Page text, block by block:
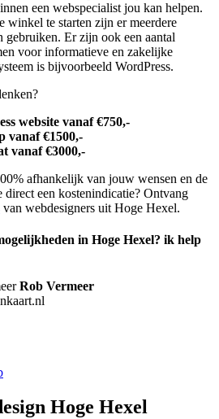
een webspecialist jou kan helpen.
winkel te starten zijn er meerdere
gebruiken. Er zijn ook een aantal
voor informatieve en zakelijke
is bijvoorbeeld WordPress.
website vanaf €750,-
vanaf €1500,-
vanaf €3000,-
afhankelijk van jouw wensen en de
een kostenindicatie? Ontvang
van webdesigners uit Hoge Hexel.
in Hoge Hexel? ik help
Rob Vermeer
Hoge Hexel